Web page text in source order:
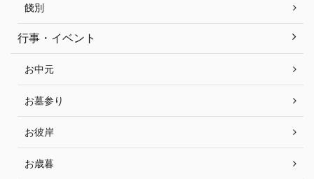
餞別
行事・イベント
お中元
お墓参り
お彼岸
お歳暮